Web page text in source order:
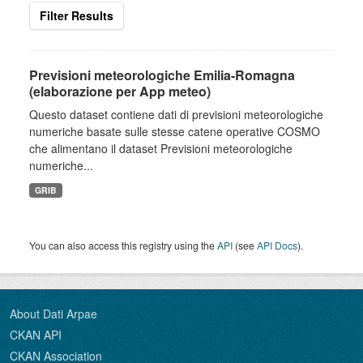
Filter Results
Previsioni meteorologiche Emilia-Romagna
(elaborazione per App meteo)
Questo dataset contiene dati di previsioni meteorologiche
numeriche basate sulle stesse catene operative COSMO
che alimentano il dataset Previsioni meteorologiche
numeriche...
GRIB
You can also access this registry using theAPI (seeAPI Docs).
About Dati Arpae
CKAN API
CKAN Association